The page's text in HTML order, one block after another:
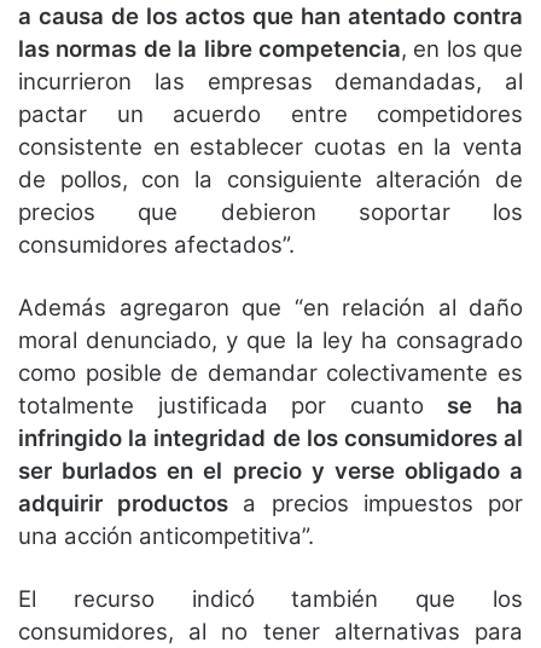
a causa de los actos que han atentado contra
las normas de la libre competencia, en los que
incurrieron las empresas demandadas, al
pactar un acuerdo entre competidores
consistente en establecer cuotas en la venta
de pollos, con la consiguiente alteración de
precios que debieron soportar los
consumidores afectados”.
Además agregaron que “en relación al daño
moral denunciado, y que la ley ha consagrado
como posible de demandar colectivamente es
totalmente justificada por cuanto se ha
infringido la integridad de los consumidores al
ser burlados en el precio y verse obligado a
adquirir productos a precios impuestos por
una acción anticompetitiva”.
El recurso indicó también que los
consumidores, al no tener alternativas para